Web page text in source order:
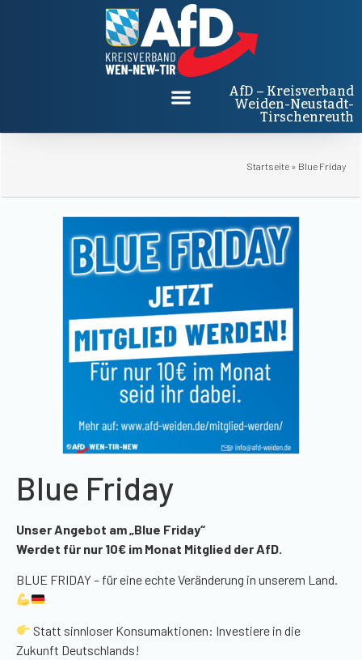
AfD – Kreisverband
Weiden-Neustadt-
Tirschenreuth
Startseite » Blue Friday
Blue Friday
Unser Angebot am „Blue Friday“
Werdet für nur 10€ im Monat Mitglied der AfD.
BLUE FRIDAY – für eine echte Veränderung in unserem Land.
Statt sinnloser Konsumaktionen: Investiere in die
Zukunft Deutschlands!